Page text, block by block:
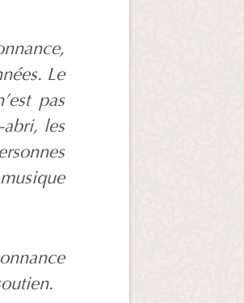
Le
pas
les